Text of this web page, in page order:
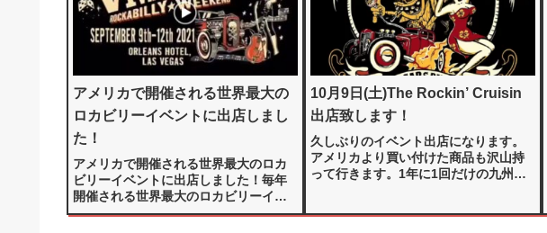
アメリカで開催される世界最大の
ロカビリーイベントに出店しまし
た！
アメリカで開催される世界最大のロカ
ビリーイベントに出店しました！毎年
開催される世界最大のロカビリーイベ
ント『VIVA LASVEGAS ROCKABILLY
10月9日(土)The Rockin’ Cruisin
出店致します！
久しぶりのイベント出店になります。
アメリカより買い付けた商品も沢山持
って行きます。1年に1回だけの九州で